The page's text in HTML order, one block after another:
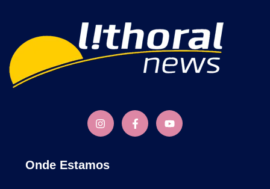
Onde Estamos